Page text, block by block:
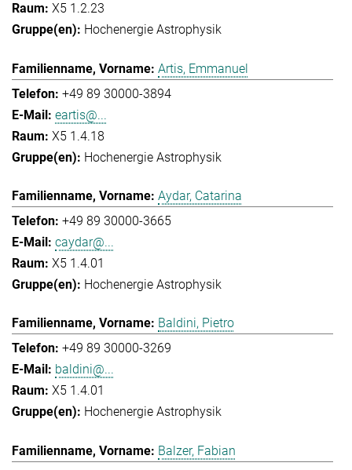
X5 1.2.23
Hochenergie Astrophysik
Artis, Emmanuel
+49 89 30000-3894
eartis@...
X5 1.4.18
Hochenergie Astrophysik
Aydar, Catarina
+49 89 30000-3665
caydar@...
X5 1.4.01
Hochenergie Astrophysik
Baldini, Pietro
+49 89 30000-3269
baldini@...
X5 1.4.01
Hochenergie Astrophysik
Balzer, Fabian